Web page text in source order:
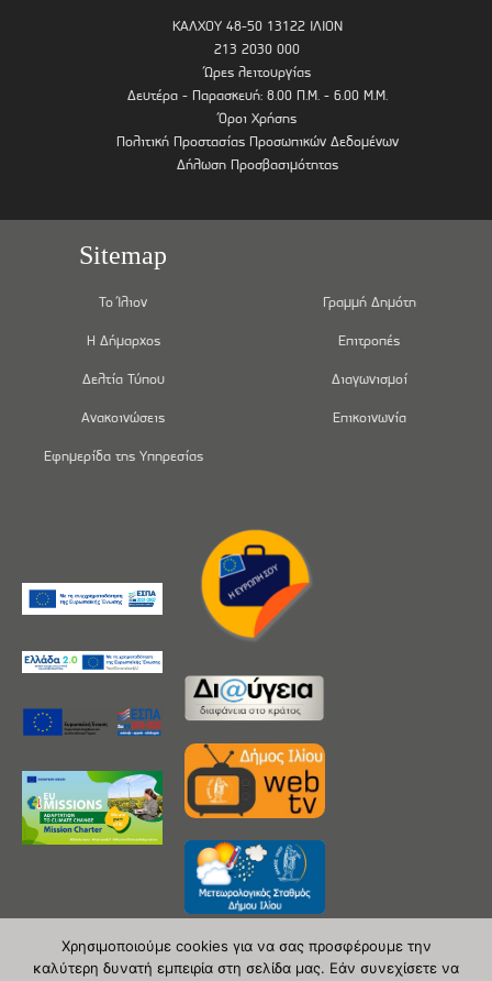
ΚΑΛΧΟΥ 48-50 13122 ΙΛΙΟΝ
213 2030 000
Ώρες λειτουργίας
Δευτέρα - Παρασκευή: 8.00 Π.Μ. - 6.00 Μ.Μ.
Όροι Χρήσης
Πολιτική Προστασίας Προσωπικών Δεδομένων
Δήλωση Προσβασιμότητας
Sitemap
Το Ίλιον
Η Δήμαρχος
Δελτία Τύπου
Ανακοινώσεις
Εφημερίδα της Υπηρεσίας
Γραμμή Δημότη
Επιτροπές
Διαγωνισμοί
Επικοινωνία
Χρησιμοποιούμε cookies για να σας προσφέρουμε την
καλύτερη δυνατή εμπειρία στη σελίδα μας. Εάν συνεχίσετε να